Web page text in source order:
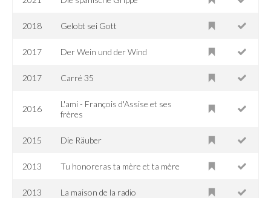
2018 Gelobt sei Gott
2017 Der Wein und der Wind
2017 Carré 35
2016
L'ami - François d'Assise et ses
frères
2015 Die Räuber
2013 Tu honoreras ta mère et ta mère
2013 La maison de la radio